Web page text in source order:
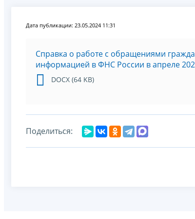
Дата публикации: 23.05.2024 11:31
Справка о работе с обращениями
информацией в ФНС России в апреле
DOCX (64 KB)
Поделиться: